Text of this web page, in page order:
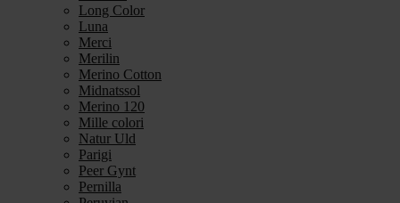
Long Color
Luna
Merci
Merilin
Merino Cotton
Midnatssol
Merino 120
Mille colori
Natur Uld
Parigi
Peer Gynt
Pernilla